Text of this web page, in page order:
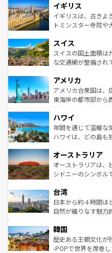
いる。シャンパンの
香り高いラベンダー
らに、パリ以外の地
れる地方に足を運ぶ
きるだろ
を参照してほしい。
顔を持つこの国は、
ルリンの文化的活気
してライン川沿いの
は、お酒好きな人にはぜひ
ドイツ情報はコンテ
イギリス
イギリスは、古きよ
トミンスター寺院や
リアごとに異なる魅
ティー、ビール好き
戦など、本場だから
ンツ一覧を参照して
スイス
スイスの国土面積は
な交通網が整備され
の建物がそのまま残
博物館もあり、アル
ことができる。国民
ば市内交通費無料で観光
着のスイス情報はコ
アメリカ
アメリカ合衆国は、
東海岸の都市部から
のような巨大都市は
ンメントが詰まった
西部には大自然が広
部のニューオーリン
文化が魅力。旅行者
しみながら、その多
ならではの贅沢な旅のスタイルだ
情報はコンテンツ一
ハワイ
年間を通じて温暖な
ハワイは、どの島も
ワイ島は見逃せない
島だが、静かな自然
おすすめ。エメラル
れるおもてなしの心
人々、おいしいロー
ク、伝統的なフラダ
ワイを、存分に味わってほしい。 な
はコンテンツ一覧を
オーストラリア
オーストラリアは、
シドニーのシンボル
リアリーフや大陸中
ク）、タスマニアの
ど、見どころがたく
いる。アクティビテ
ビング、ハイキング
い。オーストラリア
台湾
日本から約４時間ほ
自然が織りなす魅力
ン）、静ひつな山岳
と山間の静けさが共
驚きをもたらしてく
韓国
歴史ある王朝文化が
-POPで世界を席巻